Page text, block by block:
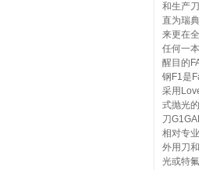
和生产
直为瑞
来更在
任何一
醒目的
钢F1是
采用
式抛光
刀
相对专
外用刀
光或特